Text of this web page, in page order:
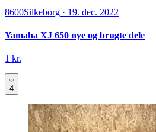
8600Silkeborg · 19. dec. 2022
Yamaha XJ 650 nye og brugte dele
1 kr.
4